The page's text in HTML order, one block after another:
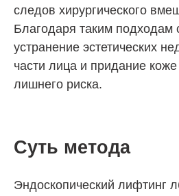
следов хирургического
Благодаря таким
устранение эстетических
части лица и придание коже
лишнего риска.
Суть метода
Эндоскопический лифтинг